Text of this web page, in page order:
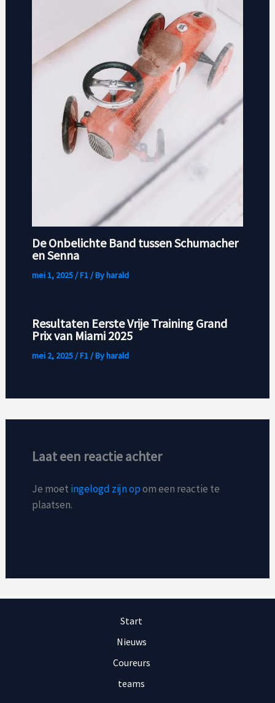
De Onbelichte Band tussen Schumacher
en Senna
mei 1, 2025/F1/ Byharald
Resultaten Eerste Vrije Training Grand
Prix van Miami 2025
mei 2, 2025/F1/ Byharald
Laat een reactie achter
Je moet ingelogd zijn opom een reactie te
plaatsen.
Start
Nieuws
Coureurs
teams